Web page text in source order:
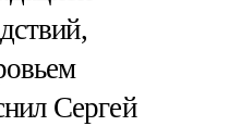
Сергей